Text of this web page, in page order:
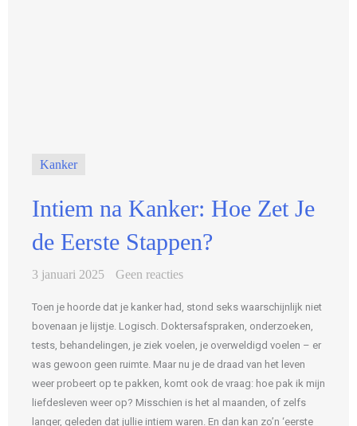
Kanker
Intiem na Kanker: Hoe Zet Je
de Eerste Stappen?
3 januari 2025 Geen reacties
Toen je hoorde dat je kanker had, stond seks waarschijnlijk niet
bovenaan je lijstje. Logisch. Doktersafspraken, onderzoeken,
tests, behandelingen, je ziek voelen, je overweldigd voelen – er
was gewoon geen ruimte. Maar nu je de draad van het leven
weer probeert op te pakken, komt ook de vraag: hoe pak ik mijn
liefdesleven weer op? Misschien is het al maanden, of zelfs
langer, geleden dat jullie intiem waren. En dan kan zo’n ‘eerste